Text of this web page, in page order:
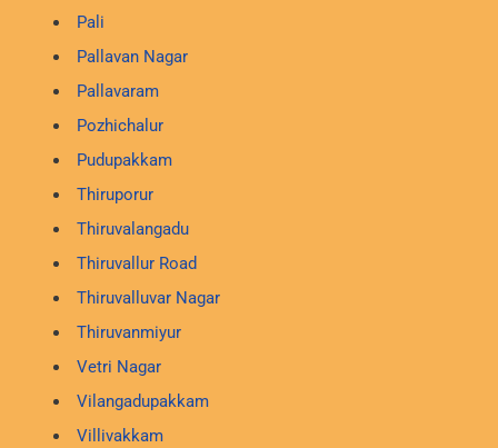
Pali
Pallavan Nagar
Pallavaram
Pozhichalur
Pudupakkam
Thiruporur
Thiruvalangadu
Thiruvallur Road
Thiruvalluvar Nagar
Thiruvanmiyur
Vetri Nagar
Vilangadupakkam
Villivakkam